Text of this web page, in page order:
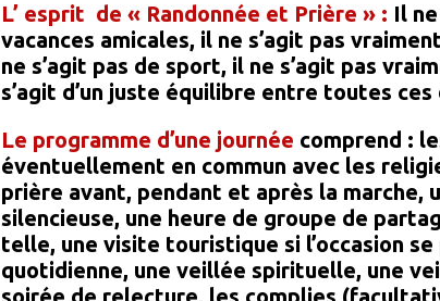
L’ esprit de « Randonnée et Prière » : Il
vacances amicales, il ne s’agit pas
ne s’agit pas de sport, il ne s’agit pas
s’agit d’un juste équilibre entre toutes ces
Le programme d’une journée comprend :
éventuellement en commun avec les
prière avant, pendant et après la marche,
silencieuse, une heure de groupe de
telle, une visite touristique si l’occasion
quotidienne, une veillée spirituelle, une